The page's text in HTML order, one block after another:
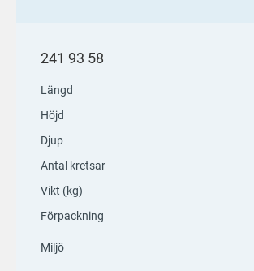
241 93 58
Längd
Höjd
Djup
Antal kretsar
Vikt (kg)
Förpackning
Miljö